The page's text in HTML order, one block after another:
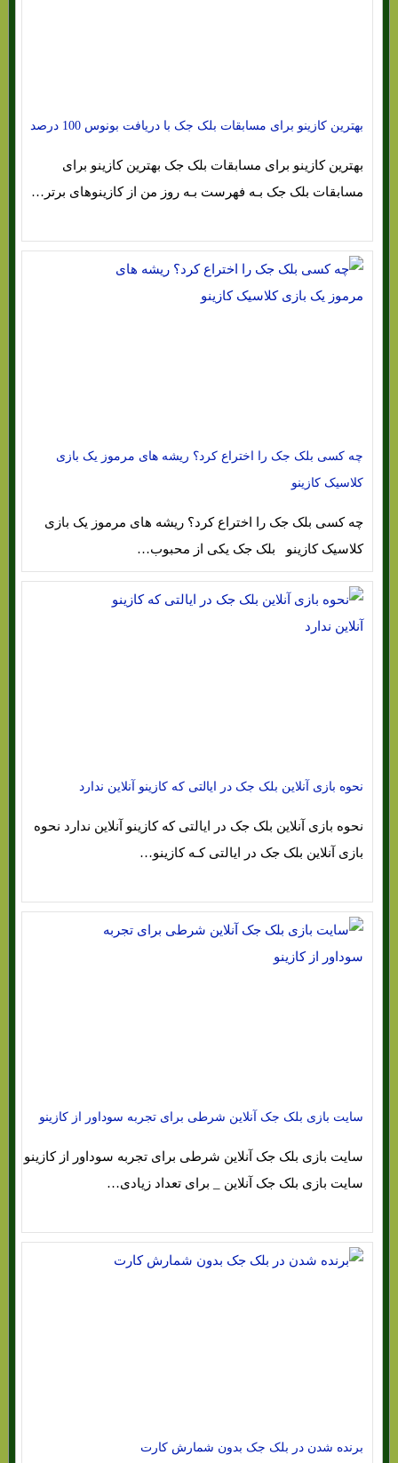
بهترین کازینو برای مسابقات بلک جک با دریافت بونوس 100 درصد
بهترین کازینو برای مسابقات بلک جک بهترین کازینو برای
مسابقات بلک جک بـه فهرست بـه روز من از کازینوهای برتر…
چه کسی بلک جک را اختراع کرد؟ ریشه های مرموز یک بازی
کلاسیک کازینو
چه کسی بلک جک را اختراع کرد؟ ریشه های مرموز یک بازی
کلاسیک کازینو بلک جک یکی از محبوب…
نحوه بازی آنلاین بلک جک در ایالتی که کازینو آنلاین ندارد
نحوه بازی آنلاین بلک جک در ایالتی که کازینو آنلاین ندارد نحوه
بازی آنلاین بلک جک در ایالتی کـه کازینو…
سایت بازی بلک جک آنلاین شرطی برای تجربه سوداور از کازینو
سایت بازی بلک جک آنلاین شرطی برای تجربه سوداور از کازینو
سایت بازی بلک جک آنلاین _ برای تعداد زیادی…
برنده شدن در بلک جک بدون شمارش کارت